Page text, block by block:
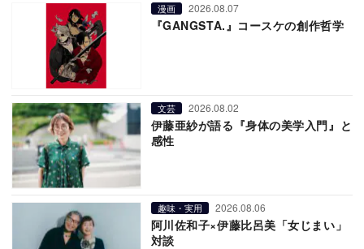
漫画 2026.08.07
『GANGSTA.』コースケの創作哲学
文芸 2026.08.02
伊藤亜紗が語る『身体の美学入門』と
感性
趣味・実用 2026.08.06
阿川佐和子×伊藤比呂美「女じまい」
対談